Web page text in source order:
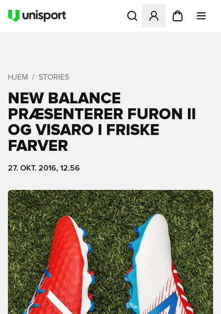
Åbner en Modal til at
HJEM STORIES
NEW BALANCE
PRÆSENTERER FURON II
OG VISARO I FRISKE
FARVER
27. OKT. 2016, 12.56